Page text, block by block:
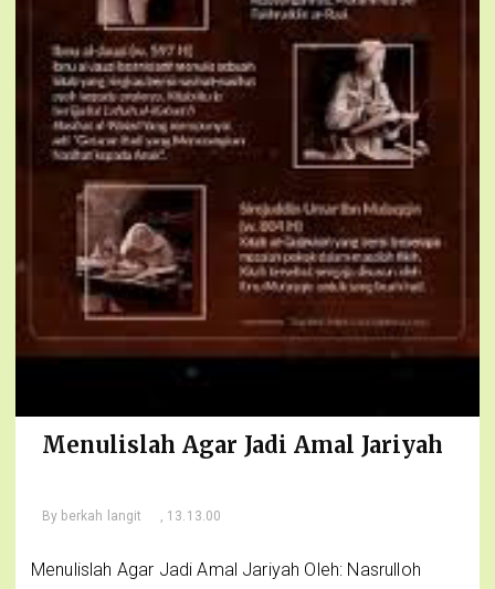
Menulislah Agar Jadi Amal Jariyah
By berkah langit , 13.13.00
Menulislah Agar Jadi Amal Jariyah Oleh: Nasrulloh